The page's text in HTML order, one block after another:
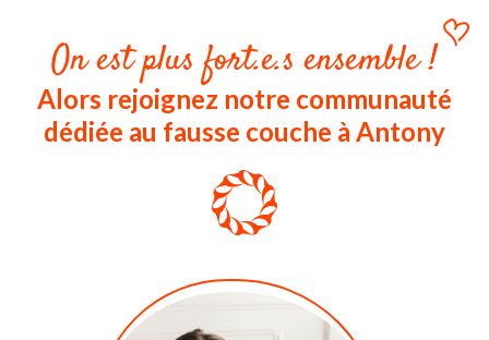
On est plus fort.e.s ensemble !
Alors rejoignez notre communauté
dédiée au fausse couche à Antony